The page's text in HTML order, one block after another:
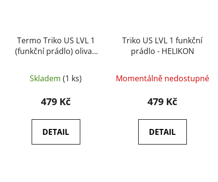
Termo Triko US LVL 1
(funkční prádlo) oliva -
Skladem (1 ks)
479 Kč
DETAIL
Triko US LVL 1 funkční
prádlo - HELIKON
Momentálně nedostupné
479 Kč
DETAIL